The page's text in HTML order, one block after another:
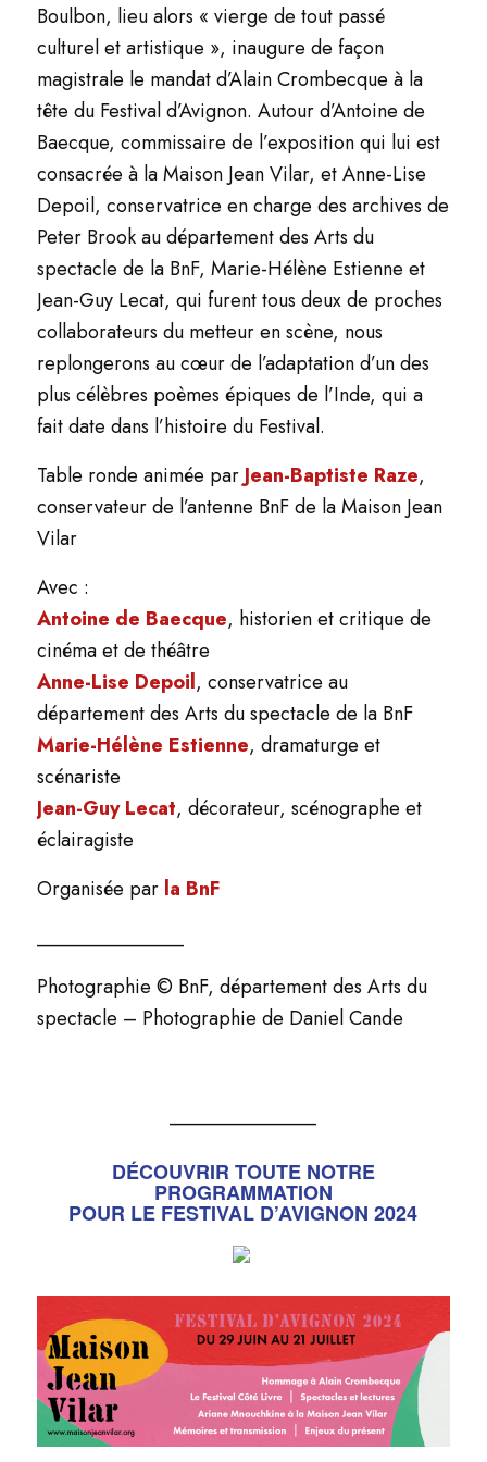
Boulbon, lieu alors « vierge de tout passé
culturel et artistique », inaugure de façon
magistrale le mandat d’Alain Crombecque à la
tête du Festival d’Avignon. Autour d’Antoine de
Baecque, commissaire de l’exposition qui lui est
consacrée à la Maison Jean Vilar, et Anne-Lise
Depoil, conservatrice en charge des archives de
Peter Brook au département des Arts du
spectacle de la BnF, Marie-Hélène Estienne et
Jean-Guy Lecat, qui furent tous deux de proches
collaborateurs du metteur en scène, nous
replongerons au cœur de l’adaptation d’un des
plus célèbres poèmes épiques de l’Inde, qui a
fait date dans l’histoire du Festival.
Table ronde animée par Jean-Baptiste Raze,
conservateur de l’antenne BnF de la Maison Jean
Vilar
Avec :
Antoine de Baecque, historien et critique de
cinéma et de théâtre
Anne-Lise Depoil, conservatrice au
département des Arts du spectacle de la BnF
Marie-Hélène Estienne, dramaturge et
scénariste
Jean-Guy Lecat, décorateur, scénographe et
éclairagiste
Organisée par la BnF
_______________
Photographie © BnF, département des Arts du
spectacle – Photographie de Daniel Cande
_______________
DÉCOUVRIR TOUTE NOTRE
PROGRAMMATION
POUR LE FESTIVAL D’AVIGNON 2024